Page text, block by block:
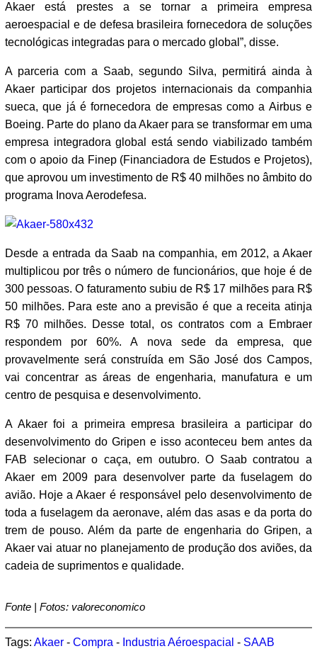
Akaer está prestes a se tornar a primeira empresa
aeroespacial e de defesa brasileira fornecedora de soluções
tecnológicas integradas para o mercado global”, disse.
A parceria com a Saab, segundo Silva, permitirá ainda à
Akaer participar dos projetos internacionais da companhia
sueca, que já é fornecedora de empresas como a Airbus e
Boeing. Parte do plano da Akaer para se transformar em uma
empresa integradora global está sendo viabilizado também
com o apoio da Finep (Financiadora de Estudos e Projetos),
que aprovou um investimento de R$ 40 milhões no âmbito do
programa Inova Aerodefesa.
Desde a entrada da Saab na companhia, em 2012, a Akaer
multiplicou por três o número de funcionários, que hoje é de
300 pessoas. O faturamento subiu de R$ 17 milhões para R$
50 milhões. Para este ano a previsão é que a receita atinja
R$ 70 milhões. Desse total, os contratos com a Embraer
respondem por 60%. A nova sede da empresa, que
provavelmente será construída em São José dos Campos,
vai concentrar as áreas de engenharia, manufatura e um
centro de pesquisa e desenvolvimento.
A Akaer foi a primeira empresa brasileira a participar do
desenvolvimento do Gripen e isso aconteceu bem antes da
FAB selecionar o caça, em outubro. O Saab contratou a
Akaer em 2009 para desenvolver parte da fuselagem do
avião. Hoje a Akaer é responsável pelo desenvolvimento de
toda a fuselagem da aeronave, além das asas e da porta do
trem de pouso. Além da parte de engenharia do Gripen, a
Akaer vai atuar no planejamento de produção dos aviões, da
cadeia de suprimentos e qualidade.
Fonte | Fotos: valoreconomico
Tags: Akaer - Compra - Industria Aéroespacial - SAAB